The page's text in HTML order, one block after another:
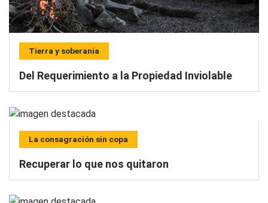
Tierra y soberanía
Del Requerimiento a la Propiedad Inviolable
La consagración sin copa
Recuperar lo que nos quitaron